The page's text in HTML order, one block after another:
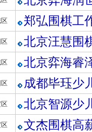
郑弘围棋工
北京汪慧围
北京弈海睿
成都毕珏少
北京智源少
文杰围棋高